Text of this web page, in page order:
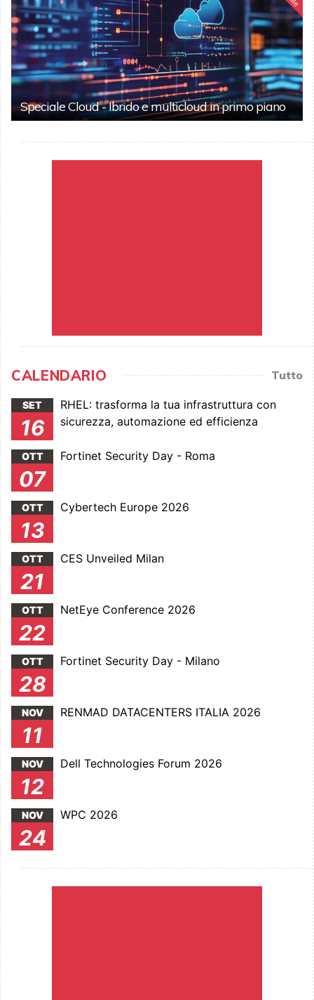
Speciale Cloud - Ibrido e multicloud in primo piano
CALENDARIO Tutto
SET
16
RHEL: trasforma la tua infrastruttura con
sicurezza, automazione ed efficienza
OTT
07
Fortinet Security Day - Roma
OTT
13
Cybertech Europe 2026
OTT
21
CES Unveiled Milan
OTT
22
NetEye Conference 2026
OTT
28
Fortinet Security Day - Milano
NOV
11
RENMAD DATACENTERS ITALIA 2026
NOV
12
Dell Technologies Forum 2026
NOV
24
WPC 2026